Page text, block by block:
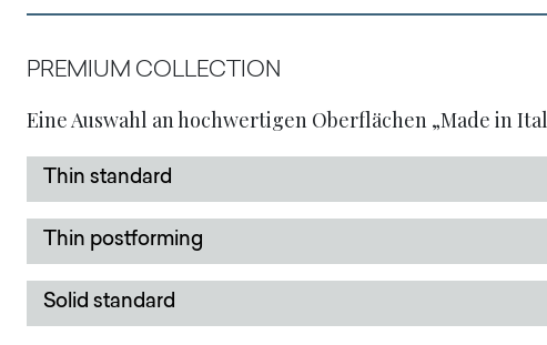
PREMIUM COLLECTION
Eine Auswahl an hochwertigen Oberflächen „Made in
Thin standard
Thin postforming
Solid standard